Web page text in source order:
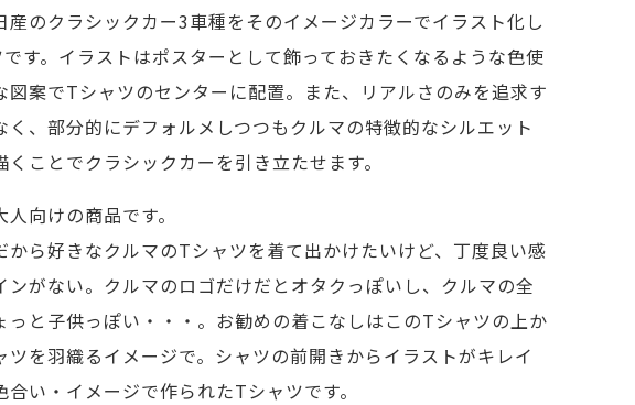
産のクラシックカー3車種をそのイメージカラーでイラスト化し
す。イラストはポスターとして飾っておきたくなるような色使
図案でTシャツのセンターに配置。また、リアルさのみを追求す
く、部分的にデフォルメしつつもクルマの特徴的なシルエット
くことでクラシックカーを引き立たせます。
向けの商品です。
から好きなクルマのTシャツを着て出かけたいけど、丁度良い感
ンがない。クルマのロゴだけだとオタクっぽいし、クルマの全
っと子供っぽい・・・。お勧めの着こなしはこのTシャツの上か
ツを羽織るイメージで。シャツの前開きからイラストがキレイ
合い・イメージで作られたTシャツです。